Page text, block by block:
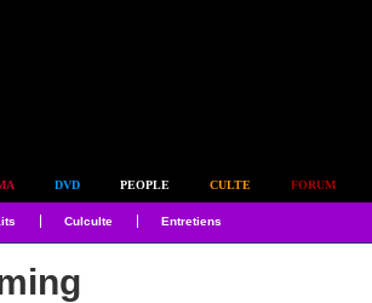
DVD PEOPLE CULTE FORUM
Culculte Entretiens